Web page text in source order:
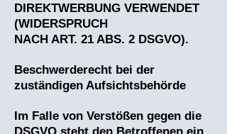
DIREKTWERBUNG VERWENDET
(WIDERSPRUCH
NACH ART. 21 ABS. 2 DSGVO).
Beschwerderecht bei der
zuständigen Aufsichtsbehörde
Im Falle von Verstößen gegen die